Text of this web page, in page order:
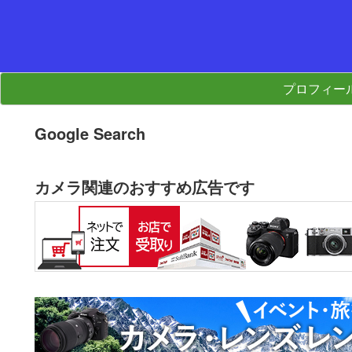
プロフィー
Google Search
カメラ関連のおすすめ広告です